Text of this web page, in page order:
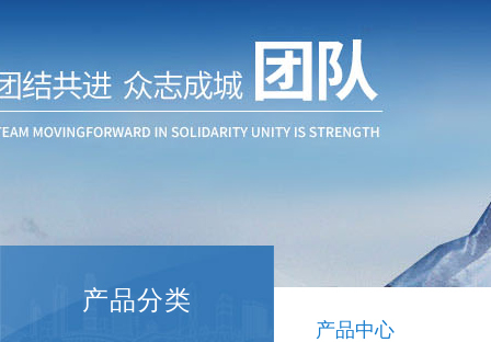
产品分类
产品中心